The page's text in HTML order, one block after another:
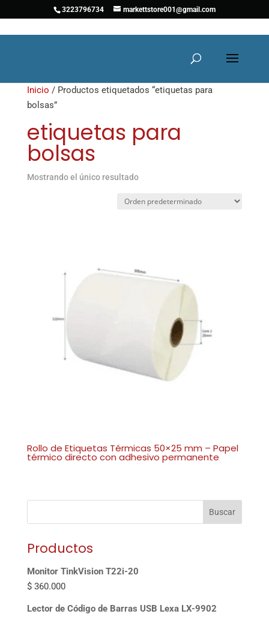
3223796734 markettstore001@gmail.com
Inicio / Productos etiquetados “etiquetas para
bolsas”
etiquetas para
bolsas
Mostrando el único resultado
Rollo de Etiquetas Térmicas 50×25 mm – Papel
térmico directo con adhesivo permanente
Buscar
Productos
Monitor TinkVision T22i-20
$360.000
Lector de Código de Barras USB Lexa LX-9902